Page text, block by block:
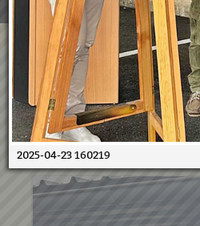
23.04.2025 -
in Kraubath
23.04.2025
2025-04-23 160219